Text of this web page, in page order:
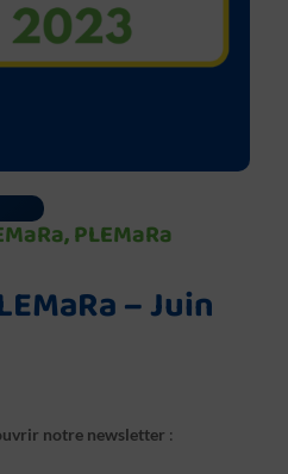
,PLEMaRa
– Juin
notre newsletter :